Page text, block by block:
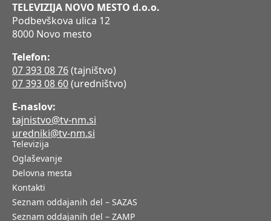
TELEVIZIJA NOVO MESTO d.o.o.
Podbevškova ulica 12
8000 Novo mesto
Telefon:
07 393 08 76(tajništvo)
07 393 08 60(uredništvo)
E-naslov:
tajnistvo@tv-nm.si
uredniki@tv-nm.si
Televizija
Oglaševanje
Delovna mesta
Kontakti
Seznam oddajanih del – SAZAS
Seznam oddajanih del – ZAMP